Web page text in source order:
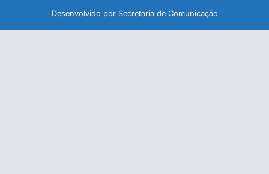
Desenvolvido por Secretaria de Comunicação